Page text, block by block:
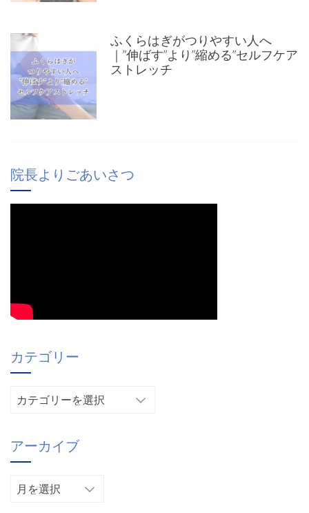
ふくらはぎがつりやすい人へ
｜”伸ばす”より”縮める”セルフケア
ストレッチ
院長よりごあいさつ
カテゴリー
リ
ー
アーカイブ
ア